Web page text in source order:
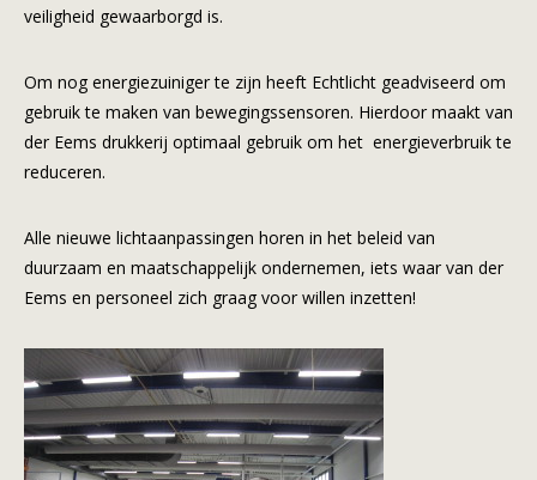
veiligheid gewaarborgd is.
Om nog energiezuiniger te zijn heeft Echtlicht geadviseerd om
gebruik te maken van bewegingssensoren. Hierdoor maakt van
der Eems drukkerij optimaal gebruik om het energieverbruik te
reduceren.
Alle nieuwe lichtaanpassingen horen in het beleid van
duurzaam en maatschappelijk ondernemen, iets waar van der
Eems en personeel zich graag voor willen inzetten!